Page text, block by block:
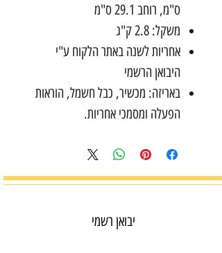
ס"מ, רוחב 29.1 ס"מ
משקל: 2.8 ק"ג
אחריות לשנה באתר הלקוח ע"י
היבואן הרשמי
באריזה: מכשיר, כבל חשמל, הוראות
הפעלה ומסמכי אחריות.
יבואן רשמי